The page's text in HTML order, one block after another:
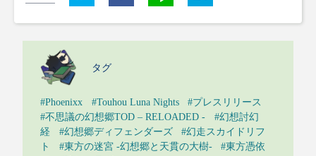
タグ
#Phoenixx #Touhou Luna Nights
#プレスリリース
#不思議の幻想郷TOD – RELOADED -
#幻想討幻
経
#幻想郷ディフェンダーズ
#幻走スカイドリフ
ト
#東方の迷宮 -幻想郷と天貫の大樹-
#東方憑依